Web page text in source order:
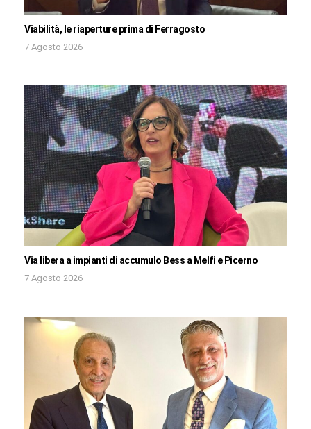
Viabilità, le riaperture prima di Ferragosto
7 Agosto 2026
Via libera a impianti di accumulo Bess a Melfi e Picerno
7 Agosto 2026